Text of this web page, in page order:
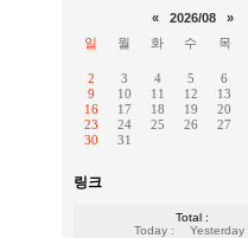
« 2026/08
»
일
월 화 수 목
2
3 4 5 6
9
10 11 12 13
16
17 18 19 20
23
24 25 26 27
30
31
링크
Total :
Today :
Yesterday